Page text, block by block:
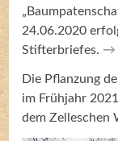
24.06.2020
Stifterbriefes.
Die Pflanzung
im Frühjahr
dem Zelleschen